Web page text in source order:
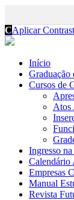
CAplicar
Início
Graduação
Cursos de
Atos
Ingresso
Calendário
Empresas
Manual
Revista